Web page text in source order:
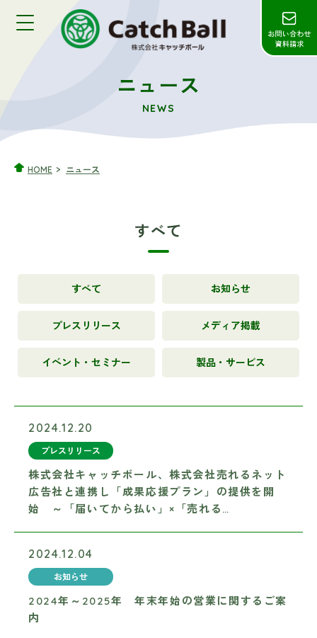
ニュース
NEWS
HOME ニュース
すべて
すべて お知らせ
プレスリリース メディア掲載
イベント・セミナー 製品・サービス
2024.12.20
プレスリリース
株式会社キャッチボール、株式会社売れるネット
広告社と連携し「成果応援プラン」の提供を開
始 ～「届いてから払い」×「売れる…
2024.12.04
お知らせ
2024年～2025年 年末年始の営業に関するご案
内